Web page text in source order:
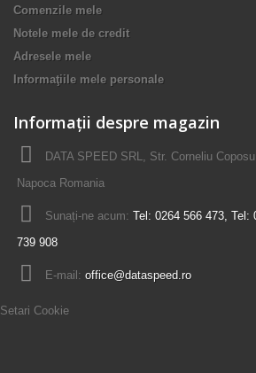
Comenzile mele
Notele mele de credit
Adresele mele
Informaţiile mele personale
Informații despre magazin
DATA SPEED SRL, Str. Corneliu
Napoca Romania
Sunați-ne acum: Tel: 0264 566 473, Tel:
739 908
E-mail: office@dataspeed.ro
Setari Cookie